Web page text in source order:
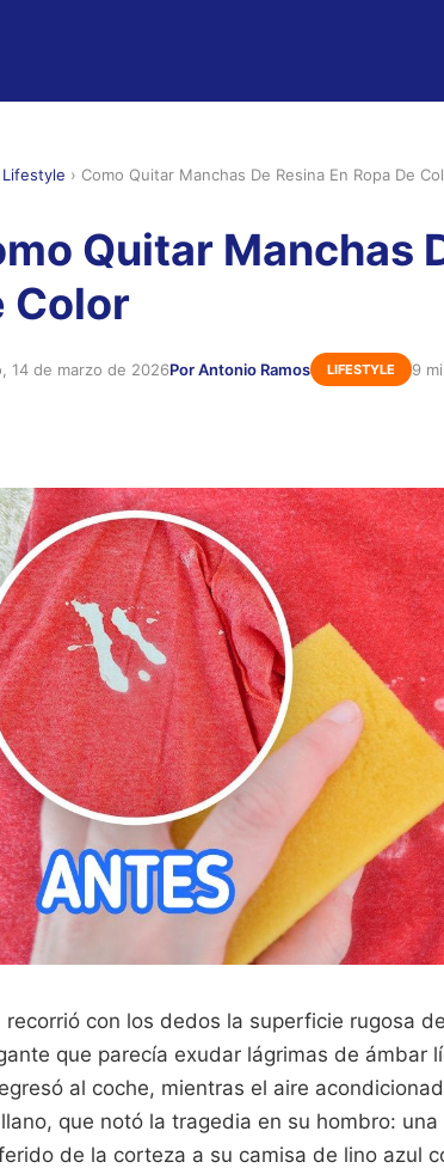
Lifestyle › Como Quitar Manchas De Resina En Ropa De
Quitar Manchas
Color
14 de marzo de 2026Por Antonio Ramos LIFESTYLE 9
recorrió con los dedos la superficie rugosa
que parecía exudar lágrimas de ámbar
al coche, mientras el aire
que notó la tragedia en su hombro:
de la corteza a su camisa de lino azul